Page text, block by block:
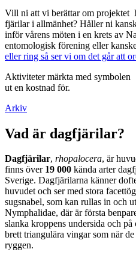
Vill ni att vi berättar om projektet
fjärilar i allmänhet? Håller ni
inför vårens möten i en krets av
entomologisk förening eller
eller ring så ser vi om det går att
Aktiviteter märkta med symbolen
ut en kostnad för.
Arkiv
Vad är dagfjärilar?
Dagfjärilar, rhopalocera, är
finns över 19 000 kända arter
Sverige. Dagfjärilarna känner
huvudet och ser med stora
sugsnabel, som kan rullas in och
Nymphalidae, där är första
slanka kroppens undersida och
brett triangulära vingar som när
ryggen.